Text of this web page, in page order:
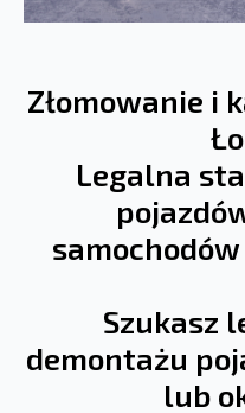
Złomowanie i
Legalna
Szukasz
demontażu
lub